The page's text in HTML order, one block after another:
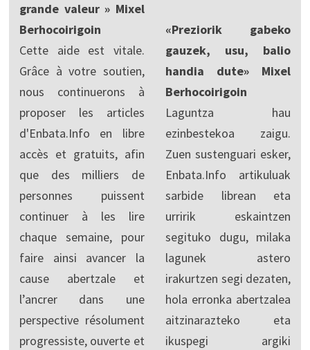
grande valeur » Mixel
Berhocoirigoin
Cette aide est vitale.
Grâce à votre soutien,
nous continuerons à
proposer les articles
d'Enbata.Info en libre
accès et gratuits, afin
que des milliers de
personnes puissent
continuer à les lire
chaque semaine, pour
faire ainsi avancer la
cause abertzale et
l’ancrer dans une
perspective résolument
progressiste, ouverte et
«Preziorik gabeko
gauzek, usu, balio
handia dute» Mixel
Berhocoirigoin
Laguntza hau
ezinbestekoa zaigu.
Zuen sustenguari esker,
Enbata.Info artikuluak
sarbide librean eta
urririk eskaintzen
segituko dugu, milaka
lagunek astero
irakurtzen segi dezaten,
hola erronka abertzalea
aitzinarazteko eta
ikuspegi argiki